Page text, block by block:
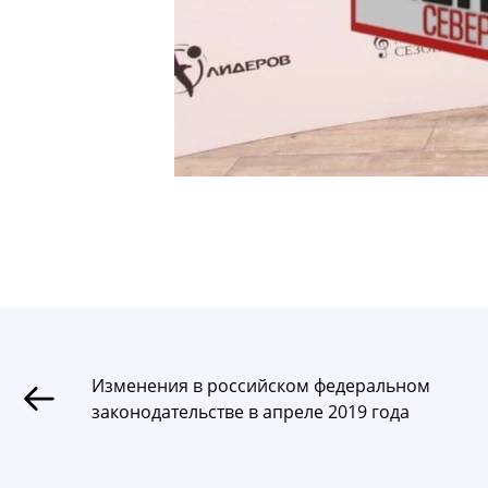
Изменения в российском федеральном
законодательстве в апреле 2019 года